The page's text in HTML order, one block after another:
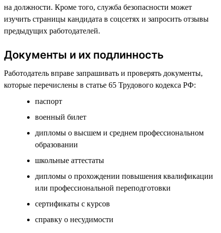
на должности. Кроме того, служба безопасности может
изучить страницы кандидата в соцсетях и запросить отзывы
предыдущих работодателей.
Документы и их подлинность
Работодатель вправе запрашивать и проверять документы,
которые перечислены в статье 65 Трудового кодекса РФ:
паспорт
военный билет
дипломы о высшем и среднем профессиональном
образовании
школьные аттестаты
дипломы о прохождении повышения квалификации
или профессиональной переподготовки
сертификаты с курсов
справку о несудимости